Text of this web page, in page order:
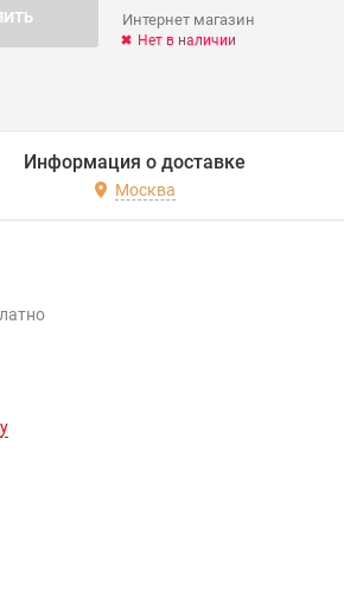
Интернет магазин
Нет в наличии
Информация о доставке
Москва